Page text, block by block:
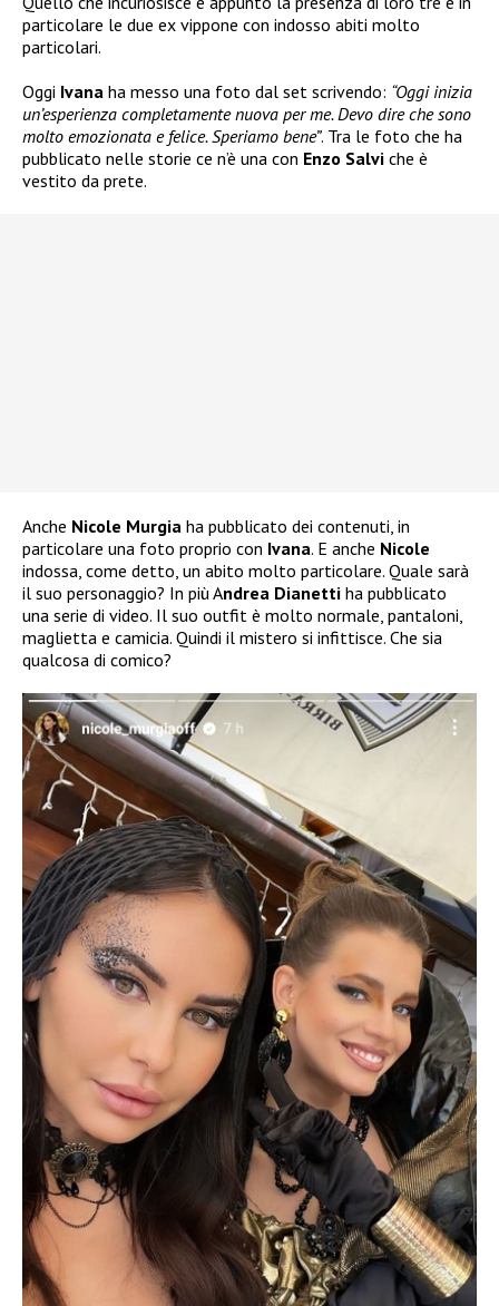
particolare le due ex vippone con indosso abiti molto
particolari.
Oggi Ivana ha messo una foto dal set scrivendo: “Oggi inizia
un’esperienza completamente nuova per me. Devo dire che sono
molto emozionata e felice. Speriamo bene”. Tra le foto che ha
pubblicato nelle storie ce n’è una con Enzo Salvi che è
vestito da prete.
Anche Nicole Murgia ha pubblicato dei contenuti, in
particolare una foto proprio con Ivana. E anche Nicole
indossa, come detto, un abito molto particolare. Quale sarà
il suo personaggio? In più Andrea Dianetti ha pubblicato
una serie di video. Il suo outfit è molto normale, pantaloni,
maglietta e camicia. Quindi il mistero si infittisce. Che sia
qualcosa di comico?